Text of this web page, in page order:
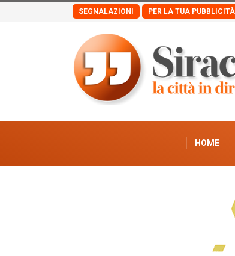
SEGNALAZIONI PER LA TUA PUBBLICITÀ
HOME